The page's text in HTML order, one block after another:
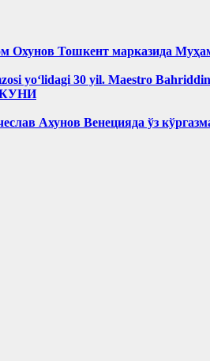
Охунов Тошкент марказида
yoʻlidagi 30 yil. Maestro
Ахунов Венецияда ўз